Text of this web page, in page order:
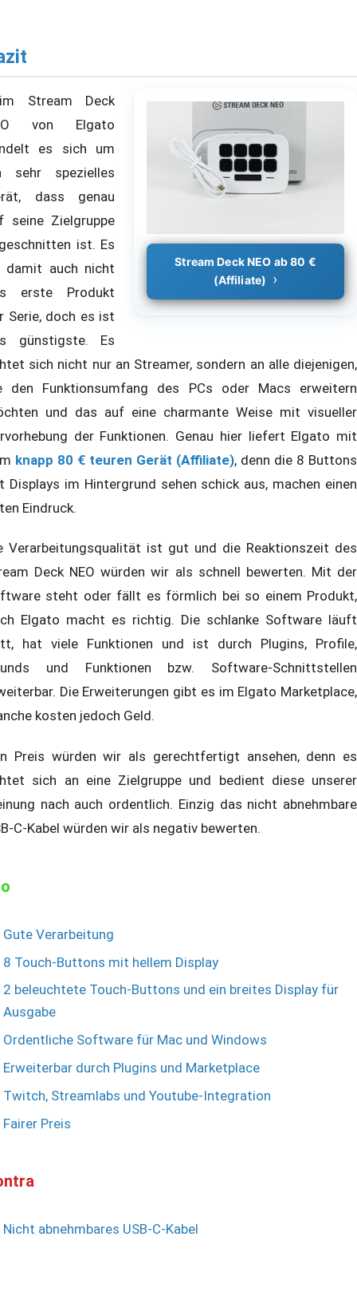
Stream Deck NEO ab 80 €
(Affiliate)
Stream Deck
von Elgato
es sich um
sehr spezielles
dass genau
seine Zielgruppe
ist. Es
damit auch nicht
erste Produkt
Serie, doch es ist
günstigste. Es
sich nicht nur an Streamer, sondern an alle diejenigen,
den Funktionsumfang des PCs oder Macs erweitern
und das auf eine charmante Weise mit visueller
der Funktionen. Genau hier liefert Elgato mit
knapp 80 € teuren Gerät (Affiliate), denn die 8 Buttons
Displays im Hintergrund sehen schick aus, machen einen
Eindruck.
Verarbeitungsqualität ist gut und die Reaktionszeit des
Deck NEO würden wir als schnell bewerten. Mit der
steht oder fällt es förmlich bei so einem Produkt,
Elgato macht es richtig. Die schlanke Software läuft
hat viele Funktionen und ist durch Plugins, Profile,
und Funktionen bzw. Software-Schnittstellen
Die Erweiterungen gibt es im Elgato Marketplace,
kosten jedoch Geld.
Preis würden wir als gerechtfertigt ansehen, denn es
sich an eine Zielgruppe und bedient diese unserer
nach auch ordentlich. Einzig das nicht abnehmbare
C-Kabel würden wir als negativ bewerten.
Gute Verarbeitung
8 Touch-Buttons mit hellem Display
2 beleuchtete Touch-Buttons und ein breites Display für
Ausgabe
Ordentliche Software für Mac und Windows
Erweiterbar durch Plugins und Marketplace
Twitch, Streamlabs und Youtube-Integration
Fairer Preis
Nicht abnehmbares USB-C-Kabel